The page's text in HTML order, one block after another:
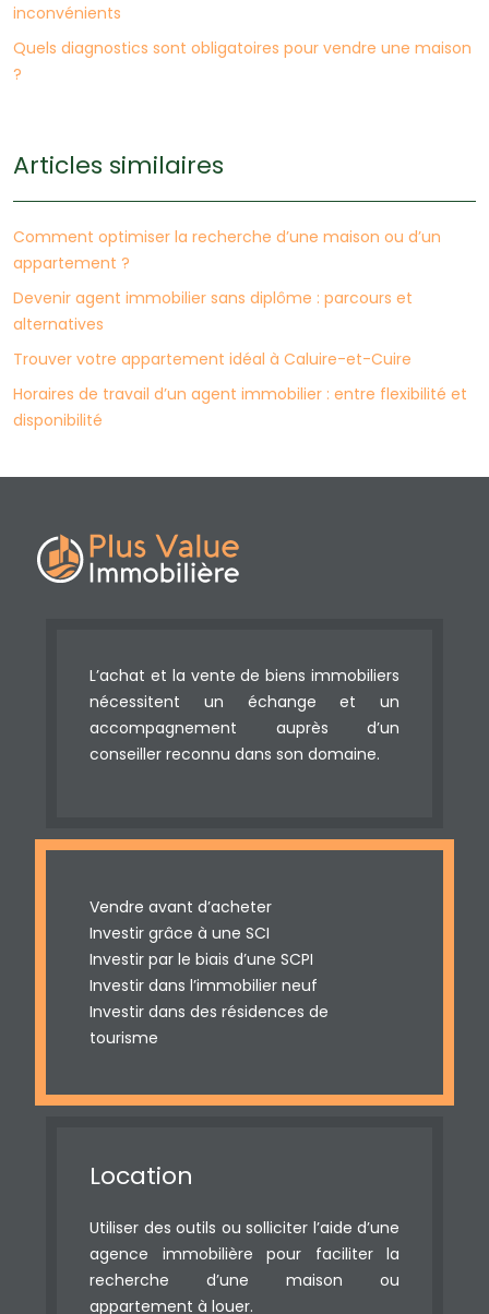
inconvénients
Quels diagnostics sont obligatoires pour vendre une maison
?
Articles similaires
Comment optimiser la recherche d’une maison ou d’un
appartement ?
Devenir agent immobilier sans diplôme : parcours et
alternatives
Trouver votre appartement idéal à Caluire-et-Cuire
Horaires de travail d’un agent immobilier : entre flexibilité et
disponibilité
L’achat et la vente de biens immobiliers
nécessitent un échange et un
accompagnement auprès d’un
conseiller reconnu dans son domaine.
Vendre avant d’acheter
Investir grâce à une SCI
Investir par le biais d’une SCPI
Investir dans l’immobilier neuf
Investir dans des résidences de
tourisme
Location
Utiliser des outils ou solliciter l’aide d’une
agence immobilière pour faciliter la
recherche d’une maison ou
appartement à louer.